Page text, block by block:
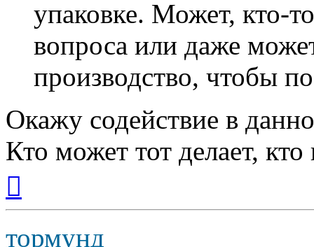
упаковке. Может, кто-
вопроса или даже
производство, чтобы
Окажу содействие в
Кто может тот делает,
началу
тормунд